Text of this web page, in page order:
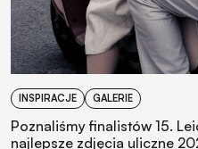
INSPIRACJE GALERIE
Poznaliśmy finalistów 15.
najlepsze zdjęcia uliczne